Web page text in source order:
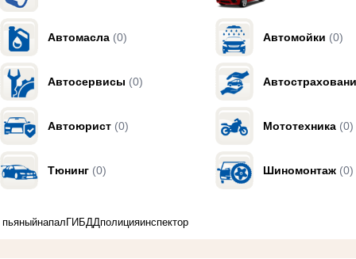
Автомасла (0) Автомойки (0)
Автосервисы (0)
Автоюрист (0) Мототехника (0)
Тюнинг (0) Шиномонтаж (0)
пьяныйнапал ГИБДДполицияинспектор